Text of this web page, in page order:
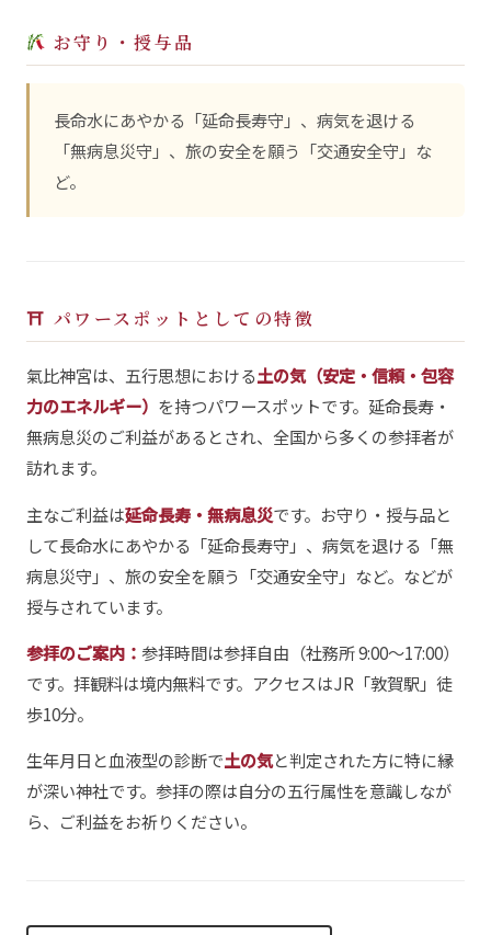
お守り・授与品
長命水にあやかる「延命長寿守」、病気を退ける
「無病息災守」、旅の安全を願う「交通安全守」な
ど。
⛩ パワースポットとしての特徴
氣比神宮は、五行思想における土の気（安定・信頼・包容
力のエネルギー） を持つパワースポットです。延命長寿・
無病息災のご利益があるとされ、全国から多くの参拝者が
訪れます。
主なご利益は延命長寿・無病息災です。お守り・授与品と
して長命水にあやかる「延命長寿守」、病気を退ける「無
病息災守」、旅の安全を願う「交通安全守」など。などが
授与されています。
参拝のご案内： 参拝時間は参拝自由（社務所 9:00〜17:00）
です。拝観料は境内無料です。アクセスはJR「敦賀駅」徒
歩10分。
生年月日と血液型の診断で土の気と判定された方に特に縁
が深い神社です。参拝の際は自分の五行属性を意識しなが
ら、ご利益をお祈りください。